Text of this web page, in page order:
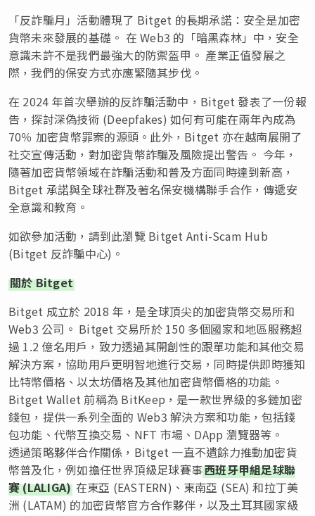
「反詐騙月」活動體現了 Bitget 的長期承諾：安全是加密
貨幣未來發展的基礎。 在 Web3 的「暗黑森林」中，安全
意識未許不是我們最強大的防禦盔甲。 產業正值發展之
際，我們的保安方式亦應緊隨其步伐。
在 2024 年首次舉辦的反詐騙活動中，Bitget 發表了一份報
告，探討深偽技術 (Deepfakes) 如何有可能在兩年內成為
70％ 加密貨幣罪案的源頭。此外，Bitget 亦在越南展開了
社交宣傳活動，對加密貨幣詐騙及風險提出警告。 今年，
隨著加密貨幣領域在詐騙活動和普及方面同時達到新高，
Bitget 承諾與全球社群及著名保安機構聯手合作，傳遞安
全意識和教育。
如欲參加活動，請到此瀏覽 Bitget Anti-Scam Hub
(Bitget 反詐騙中心)。
關於 Bitget
Bitget 成立於 2018 年，是全球頂尖的加密貨幣交易所和
Web3 公司。 Bitget 交易所於 150 多個國家和地區服務超
過 1.2 億名用戶，致力透過其開創性的跟單功能和其他交易
解決方案，協助用戶更明智地進行交易，同時提供即時獲知
比特幣價格、以太坊價格及其他加密貨幣價格的功能。
Bitget Wallet 前稱為 BitKeep，是一款世界級的多鏈加密
錢包，提供一系列全面的 Web3 解決方案和功能，包括錢
包功能、代幣互換交易、NFT 市場、DApp 瀏覽器等。
透過策略夥伴合作關係，Bitget 一直不遺餘力推動加密貨
幣普及化，例如擔任世界頂級足球賽事西班牙甲組足球聯
賽 (LALIGA) 在東亞 (EASTERN)、東南亞 (SEA) 和拉丁美
洲 (LATAM) 的加密貨幣官方合作夥伴，以及土耳其國家級